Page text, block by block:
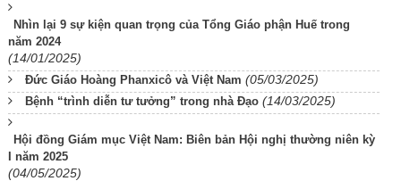
Nhìn lại 9 sự kiện quan trọng của Tổng Giáo phận Huế trong
năm 2024
(14/01/2025)
Đức Giáo Hoàng Phanxicô và Việt Nam (05/03/2025)
Bệnh “trình diễn tư tưởng” trong nhà Đạo (14/03/2025)
Hội đồng Giám mục Việt Nam: Biên bản Hội nghị thường niên kỳ
I năm 2025
(04/05/2025)